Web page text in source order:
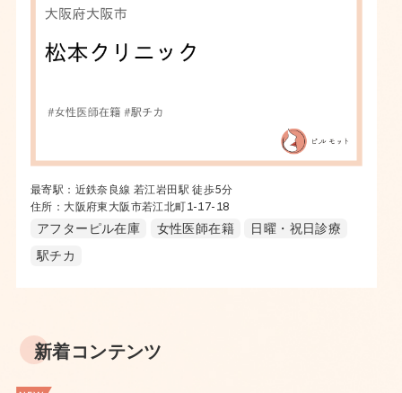
最寄駅：近鉄奈良線 若江岩田駅 徒歩5分
住所：大阪府東大阪市若江北町1-17-18
アフターピル在庫 女性医師在籍
日曜・祝日診療
駅チカ
新着コンテンツ